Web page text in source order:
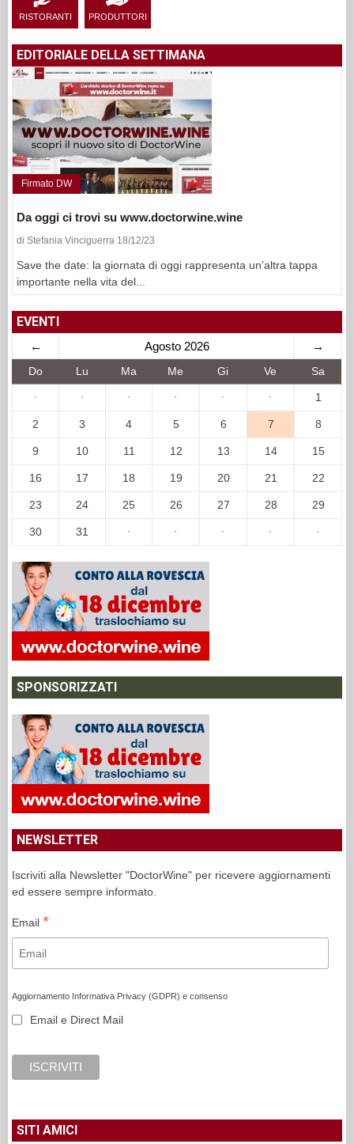
RISTORANTI PRODUTTORI
EDITORIALE DELLA SETTIMANA
Firmato DW
Da oggi ci trovi su www.doctorwine.wine
di Stefania Vinciguerra 18/12/23
Save the date: la giornata di oggi rappresenta un’altra tappa
importante nella vita del...
EVENTI
← Agosto 2026 →
Do Lu Ma Me Gi Ve Sa
· · · · · · 1
2 3 4 5 6 7 8
9 10 11 12 13 14 15
16 17 18 19 20 21 22
23 24 25 26 27 28 29
30 31 · · · · ·
SPONSORIZZATI
NEWSLETTER
Iscriviti alla Newsletter "DoctorWine" per ricevere aggiornamenti
ed essere sempre informato.
Email *
Aggiornamento Informativa Privacy (GDPR) e consenso
Email e Direct Mail
SITI AMICI